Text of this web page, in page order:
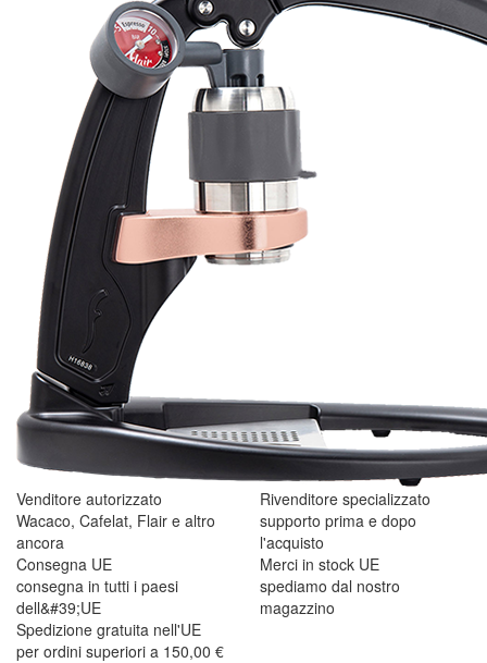
Venditore autorizzato
Wacaco, Cafelat, Flair e altro
ancora
Rivenditore specializzato
supporto prima e dopo
l'acquisto
Consegna UE
consegna in tutti i paesi
dell&#39;UE
Merci in stock UE
spediamo dal nostro
magazzino
Spedizione gratuita nell'UE
per ordini superiori a 150,00 €